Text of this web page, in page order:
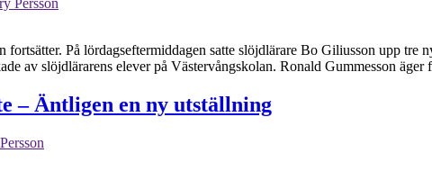
fortsätter. På lördagseftermiddagen satte slöjdlärare Bo Giliusson upp
av slöjdlärarens elever på Västervångskolan. Ronald Gummesson
– Äntligen en ny utställning